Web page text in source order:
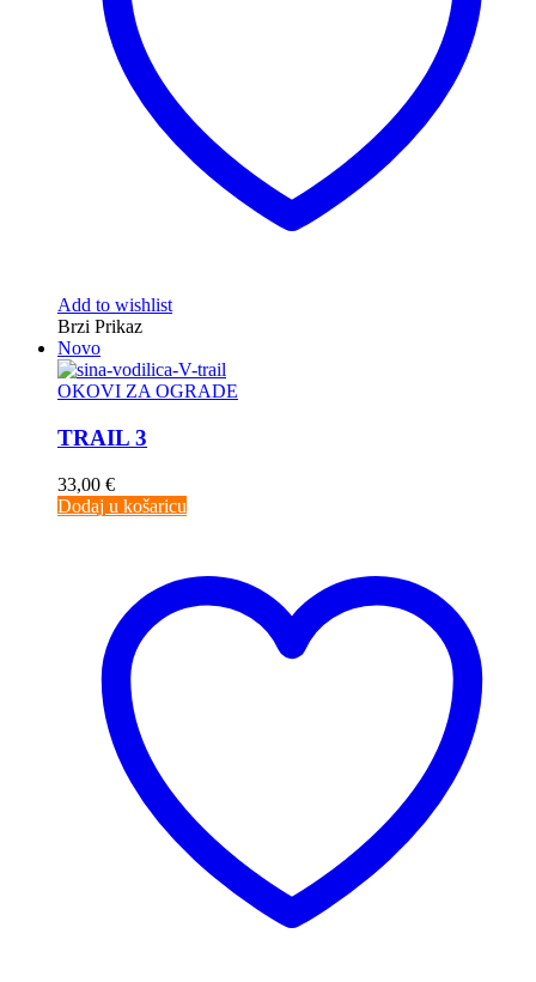
Add to wishlist
Brzi Prikaz
Novo
OKOVI ZA OGRADE
TRAIL 3
33,00 €
Dodaj u košaricu